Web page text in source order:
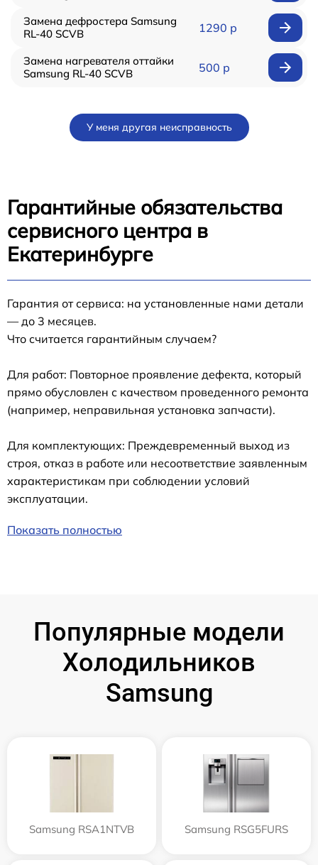
Замена дефростера Samsung
RL-40 SCVB
1290 р
Замена нагревателя оттайки
Samsung RL-40 SCVB
500 р
У меня другая неисправность
Гарантийные обязательства
сервисного центра в
Екатеринбурге
Гарантия от сервиса: на установленные нами детали
— до 3 месяцев.
Что считается гарантийным случаем?
Для работ: Повторное проявление дефекта, который
прямо обусловлен с качеством проведенного ремонта
(например, неправильная установка запчасти).
Для комплектующих: Преждевременный выход из
строя, отказ в работе или несоответствие заявленным
характеристикам при соблюдении условий
эксплуатации.
Показать полностью
Популярные модели
Холодильников
Samsung
Samsung RSA1NTVB Samsung RSG5FURS